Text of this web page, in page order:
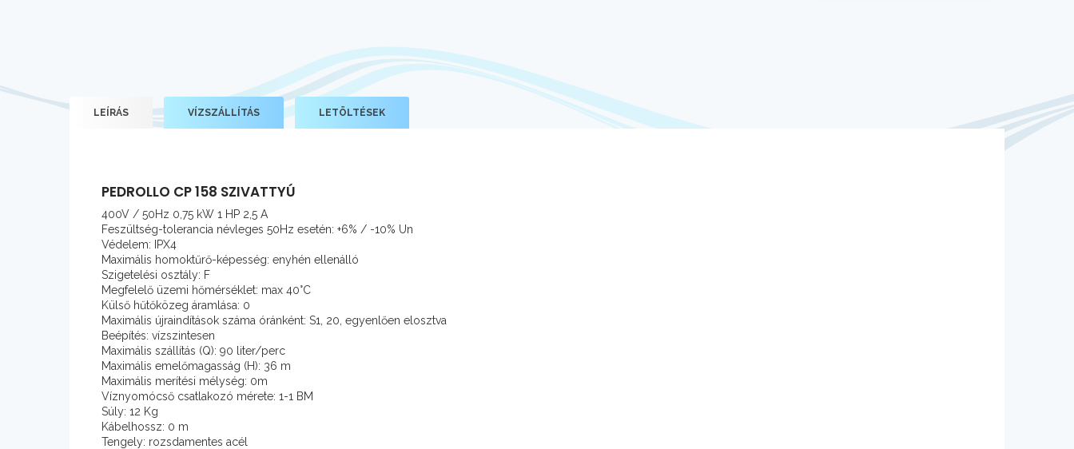
LEÍRÁS VÍZSZÁLLÍTÁS LETÖLTÉSEK
PEDROLLO CP 158 SZIVATTYÚ
400V / 50Hz 0,75 kW 1 HP 2,5 A
Feszültség-tolerancia névleges 50Hz esetén: +6% / -10% Un
Védelem: IPX4
Maximális homoktűrő-képesség: enyhén ellenálló
Szigetelési osztály: F
Megfelelő üzemi hőmérséklet: max 40°C
Külső hűtőközeg áramlása: 0
Maximális újraindítások száma óránként: S1, 20, egyenlően elosztva
Beépítés: vízszintesen
Maximális szállítás (Q): 90 liter/perc
Maximális emelőmagasság (H): 36 m
Maximális merítési mélység: 0m
Víznyomócső csatlakozó mérete: 1-1 BM
Súly: 12 Kg
Kábelhossz: 0 m
Tengely: rozsdamentes acél